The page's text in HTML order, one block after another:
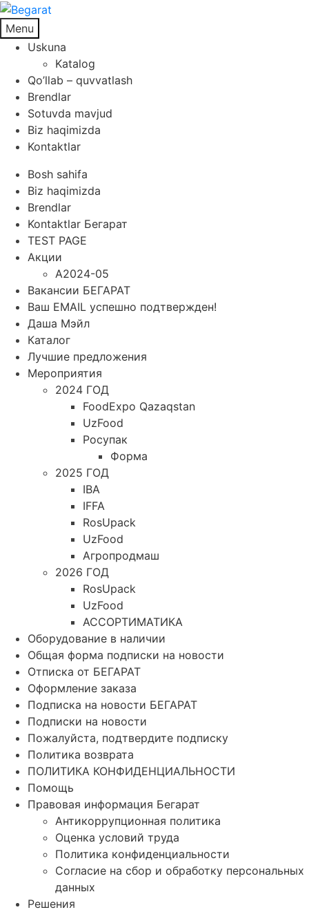
Menu
Uskuna
Katalog
Qo’llab – quvvatlash
Brendlar
Sotuvda mavjud
Biz haqimizda
Kontaktlar
Bosh sahifa
Biz haqimizda
Brendlar
Kontaktlar Бегарат
TEST PAGE
Акции
A2024-05
Вакансии БЕГАРАТ
Ваш EMAIL успешно подтвержден!
Даша Мэйл
Каталог
Лучшие предложения
Мероприятия
2024 ГОД
FoodExpo Qazaqstan
UzFood
Росупак
Форма
2025 ГОД
IBA
IFFA
RosUpack
UzFood
Агропродмаш
2026 ГОД
RosUpack
UzFood
АССОРТИМАТИКА
Оборудование в наличии
Общая форма подписки на новости
Отписка от БЕГАРАТ
Оформление заказа
Подписка на новости БЕГАРАТ
Подписки на новости
Пожалуйста, подтвердите подписку
Политика возврата
ПОЛИТИКА КОНФИДЕНЦИАЛЬНОСТИ
Помощь
Правовая информация Бегарат
Антикоррупционная политика
Оценка условий труда
Политика конфиденциальности
Согласие на сбор и обработку персональных
данных
Решения